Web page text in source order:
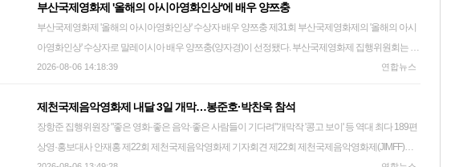
극 중 민우를 고민에 빠지게 만드는 것이 무엇인지는 끝내 드러나지 않는다. 이 또한 영화에 조심스럽
게 접근하려는 최 감독의 태도가 녹아있다. 최 감독은 "농촌에서 벌어지는 사건의 자세한 결론을 내기
위해서는 제가 그만큼 잘 알아야 한다"면서 "책임을 질 수 있는 데까지만 카메라가 다가서려고 했고 이
야기도 그렇게 풀렸다"고 설명했다. 카메라도 고정된 채 풍경을 조심스럽게 응시한다. 팬(위치를 고정
제 주민들 삶의 모습이 어우러져 생사가 교차하는 여름날의 풍경을 그렸다. 민우네를 비롯한 마을 사
람들은 가뭄과 장마 속에서 추수로 이어지는 농사의 여정을 밟는다. 축사에서 애지중지 키우던 소를
떠나보내기도 한다. 영화 '지난 여름' 속 장면 2022년 5∼10월 촬영을 마친 최 감독의 첫 번째 장편 '지난
곡 '디스 앤드 댓'을 포함해 선공개곡 '런 잇'(RUN IT), 수록곡 '애프터 유'(After You), '그날' 등 8곡이 실린다.
창빈 '달릴 준비 됐어요' 그룹 스트레이 키즈의 창빈이 6일 서울 여의도 콘래드 호텔에서 열린 미니앨범
'THIS & THAT' 발매 기념 기자간담회에서 포즈를 취하고 있다. 2026.8.6 ryousanta@yna.co.kr 그룹에서
프로듀싱을 담당하는 팀인 쓰리라차(방찬·창빈·한)가 전곡 작업에 참여했다. 창빈은 "타이틀곡 '디스 앤
노래"라며 "앨범명처럼 이것 저것 다 잘한다는 저희의 자신감을 담았다"고 설명했다. 그는 "미국에서 곡
작업을 할 때부터 '디스 앤드 댓'을 타이틀곡으로 확신했다"며 "'훅'(Hook·강한 인상을 주는 후렴구)이 금
방 나오고 춤도 떠올랐다. 멤버들도 좋아해서 좀 더 확신이 섰다"고 자신했다. 방찬은 "저희가 만든 곡을
이 잇따르면서 각 주최 측은 폭염 대책 마련에 심혈을 기울이고 있다. 그룹 빅뱅은 데뷔 20주년을 맞아
오는 21∼23일 고양종합운동장 주경기장에서 새 월드투어를 연다. 이외에도 '싸이 흠뻑쇼 서머스웨그
2026 광주'(8일 광주조선대학교 종합운동장), '워터밤 부산'(8일 롯데월드 어드벤처 부산), '2026 카스 쿨
페스티벌'(22일 과천 서울랜드), '서스테이너블 웨이브 페스티벌'(29∼30일 인천문학경기장 주경기장)
이가 27일 의정부종합운동장에서 열린 '싸이흠뻑쇼 서머스웨그2026'에서 시원한 무대를 선보이고 있
다. 2026.6.27 빅뱅 콘서트를 주최하는 YG엔터테인먼트는 공연을 앞두고 폭염 대비에 만전을 기울이
는 중이다. YG는 관객이 휴식을 취할 수 있는 쉼터를 운영하고, 운영 부스와 진행 요원을 추가 배치해
한 영화인들로 구성된 경쟁부문 심사위원 라인업을 6일 공개했다. 울산울주세계산악영화제는 산과
자연, 인간을 아우르는 영화적 비전을 제시하며 대표적인 글로벌 체류형 영화제로 자리매김해 왔다.
이번 제11회 영화제 역시 대중적 신뢰가 높은 대한민국 대표 배우진과 세계적 전문가들로 심사위원단
을 구성해 경쟁 부문의 전문성과 친근감을 동시에 확보했다. 제10회 울산울주세계산악영화제 발길 이
영화제가 개막 이틀째를 맞은 가운데 행사장에는 관람객 발길이 이어졌다. 2025.9.27 young@yna.co.kr
국제경쟁 심사위원단은 단단한 연기 내공의 명품 배우와 세계적 산악인들의 결합으로 눈길을 끈다. 우
선 화제작 '낙원의 밤', '데드맨', '전지적 독자 시점' 등 스크린에서의 활약은 물론 뮤지컬, 연극, 드라마 등
부산국제영화제 '올해의 아시아영화인상'에 배우 양쯔충
부산국제영화제 '올해의 아시아영화인상' 수상자 배우 양쯔충 제31회 부산국제영화제의 '올해의 아시
아영화인상' 수상자로 말레이시아 배우 양쯔충(양자경)이 선정됐다. 부산국제영화제 집행위원회는 6
일 "양쯔충은 홍콩 영화의 부흥기 속에서 주체적인 여성 캐릭터의 새로운 지평을 연 선구자"라며 선정
룡'(2000) 등에 출연해 국제적인 인지도를 쌓았다. 이후 '크레이지 리치 아시안'(2018), '위키드'(2024) 등
에 출연했고, 2022년 '에브리씽 에브리웨어 올 앳 원스'로 아카데미, 골든 글로브 등 북미 주요 영화 시상
식의 여우주연상을 휩쓸었다. 부산국제영화제와도 인연이 깊다. 양쯔충은 영화 '북극'(2007), '검우강
2026-08-06 14:18:39 연합뉴스
제천국제음악영화제 내달 3일 개막…봉준호·박찬욱 참석
장항준 집행위원장 "좋은 영화·좋은 음악·좋은 사람들이 기다려"개막작 '콩고 보이' 등 역대 최다 189편
상영·홍보대사 안재홍 제22회 제천국제음악영화제 기자회견 제22회 제천국제음악영화제(JIMFF)가